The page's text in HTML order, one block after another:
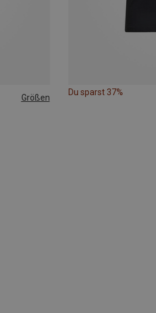
Größen
Du sparst 37%